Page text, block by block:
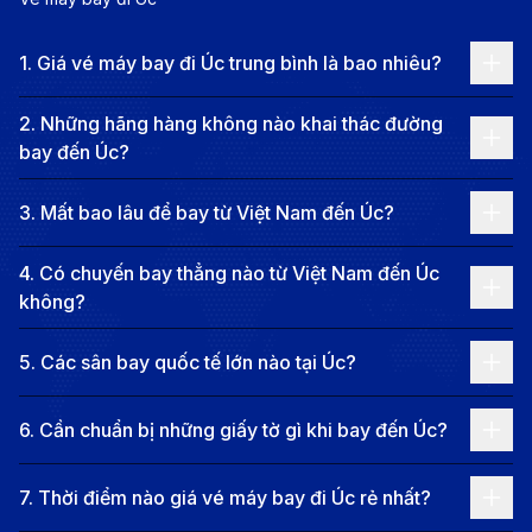
thoải mái, Bamboo Airways khai thác các chuyến
bay nối chuyến từ Việt Nam đi Úc. Không gian
cabin được đánh giá dễ chịu, phù hợp cho hành
Qantas Airways:Với vị thế là hãng hàng không
quốc gia của Úc, Qantas kết nối Việt Nam với nhiều
thành phố lớn tại Úc thông qua các chuyến bay
chuyển thuận tiện hơn. Dịch vụ đạt chuẩn quốc tế.
Jetstar Airways:Được biết đến là hãng bay giá rẻ
phổ biến tại Úc, Jetstar Airways khai thác các
hành trình quá cảnh từ Việt Nam. Giá vé thường ở
mức hợp lý, phù hợp với du khách tự túc. Hành
1. Giá vé máy bay đi Úc trung bình là bao nhiêu?
2. Những hãng hàng không nào khai thác đường
bay đến Úc?
3. Mất bao lâu để bay từ Việt Nam đến Úc?
4. Có chuyến bay thẳng nào từ Việt Nam đến Úc
không?
5. Các sân bay quốc tế lớn nào tại Úc?
6. Cần chuẩn bị những giấy tờ gì khi bay đến Úc?
7. Thời điểm nào giá vé máy bay đi Úc rẻ nhất?